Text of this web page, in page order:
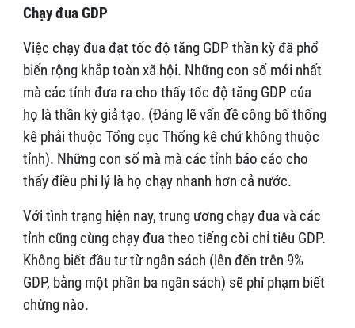
Chạy đua GDP
Việc chạy đua đạt tốc độ tăng GDP thần kỳ đã phổ
biến rộng khắp toàn xã hội. Những con số mới nhất
mà các tỉnh đưa ra cho thấy tốc độ tăng GDP của
họ là thần kỳ giả tạo. (Đáng lẽ vấn đề công bố thống
kê phải thuộc Tổng cục Thống kê chứ không thuộc
tỉnh). Những con số mà mà các tỉnh báo cáo cho
thấy điều phi lý là họ chạy nhanh hơn cả nước.
Với tình trạng hiện nay, trung ương chạy đua và các
tỉnh cũng cùng chạy đua theo tiếng còi chỉ tiêu GDP.
Không biết đầu tư từ ngân sách (lên đến trên 9%
GDP, bằng một phần ba ngân sách) sẽ phí phạm biết
chừng nào.